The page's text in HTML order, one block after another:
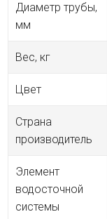
Диаметр трубы,
мм
Вес, кг
Цвет
Страна
производитель
Элемент
водосточной
системы